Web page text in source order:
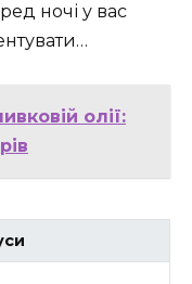
ночі у вас
олії: